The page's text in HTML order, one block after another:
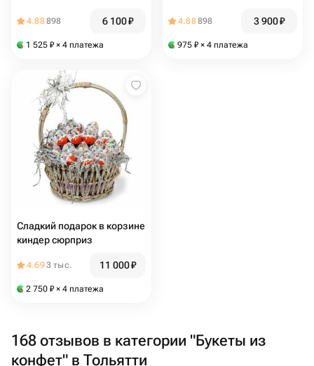
4.88898 6 100₽
1 525 ₽ × 4 платежа
4.88898 3 900₽
975 ₽ × 4 платежа
Сладкий подарок в корзине
киндер сюрприз
4.693 тыс. 11 000₽
2 750 ₽ × 4 платежа
168 отзывов в категории "Букеты из
конфет" в Тольятти